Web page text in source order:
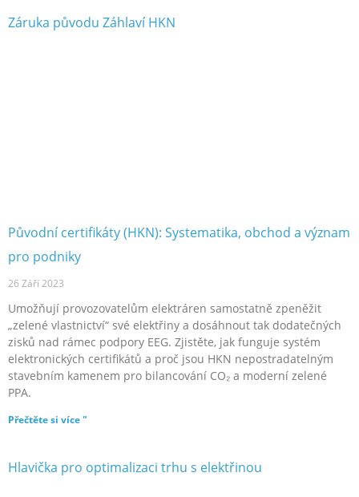
Původní certifikáty (HKN): Systematika, obchod a význam
pro podniky
26 Září 2023
Umožňují provozovatelům elektráren samostatně zpeněžit
„zelené vlastnictví“ své elektřiny a dosáhnout tak dodatečných
zisků nad rámec podpory EEG. Zjistěte, jak funguje systém
elektronických certifikátů a proč jsou HKN nepostradatelným
stavebním kamenem pro bilancování CO₂ a moderní zelené
PPA.
Přečtěte si více "